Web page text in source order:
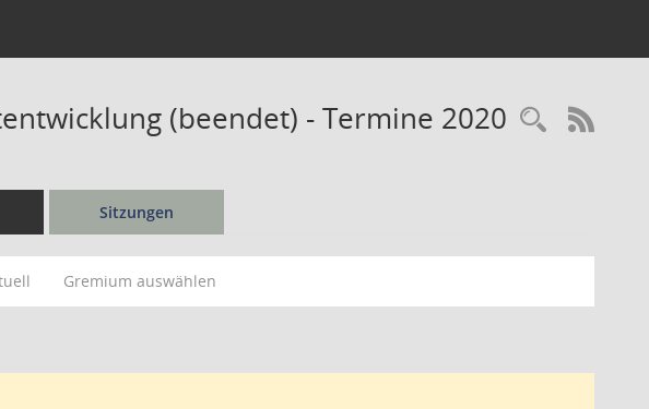
(beendet) - Termine 2020
Sitzungen
Gremium auswählen